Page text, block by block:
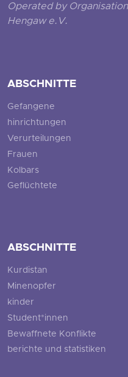
Operated by
Hengaw e.V.
ABSCHNITTE
Gefangene
hinrichtungen
Verurteilungen
Frauen
Kolbars
Geflüchtete
ABSCHNITTE
Kurdistan
Minenopfer
kinder
Student*innen
Bewaffnete Konflikte
berichte und statistiken